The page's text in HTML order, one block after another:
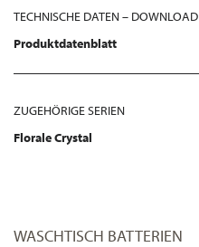
TECHNISCHE DATEN – DOWNLOAD
Produktdatenblatt
ZUGEHÖRIGE SERIEN
Florale Crystal
WASCHTISCH BATTERIEN